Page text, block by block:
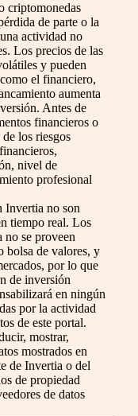
criptomonedas
de parte o la
actividad no
Los precios de las
y pueden
el financiero,
aumenta
Antes de
financieros o
los riesgos
nivel de
profesional
Invertia no son
tiempo real. Los
no se proveen
bolsa de valores, y
por lo que
de inversión
en ningún
por la actividad
de este portal.
mostrar,
mostrados en
de Invertia o del
de propiedad
de datos